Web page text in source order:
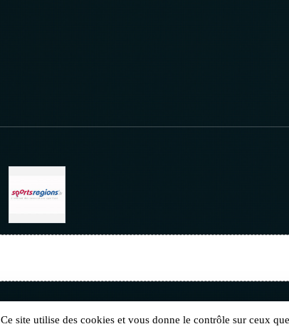
Ce site utilise des cookies et vous donne le contrôle sur ceux